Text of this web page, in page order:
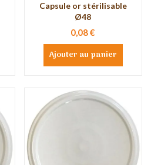
Capsule or stérilisable
Ø48
0,08 €
Ajouter au panier